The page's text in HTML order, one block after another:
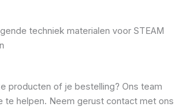
techniek materialen voor STEAM
producten of je bestelling? Ons team
te helpen. Neem gerust contact met ons